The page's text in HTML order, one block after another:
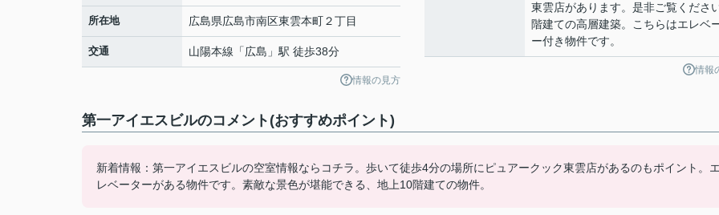
所在地 広島県広島市南区東雲本町２丁目
交通 山陽本線 「広島 」駅 徒歩38分
情報の見方
東雲店があります。是非ご覧くださ
階建ての高層建築。こちらはエレベ
ー付き物件です。
情報
第一アイエスビルのコメント(おすすめポイント)
新着情報：第一アイエスビルの空室情報ならコチラ。歩いて徒歩4分の場所にピュアークック東雲店があるのもポイント。エ
レベーターがある物件です。素敵な景色が堪能できる、地上10階建ての物件。